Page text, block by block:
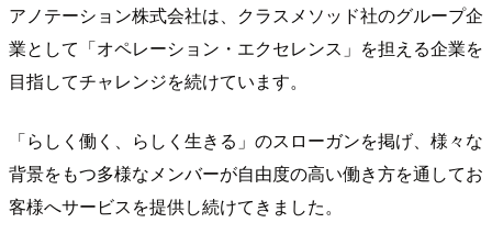
アノテーション株式会社は、クラスメソッド社のグループ企
業として「オペレーション・エクセレンス」を担える企業を
目指してチャレンジを続けています。
「らしく働く、らしく生きる」のスローガンを掲げ、様々な
背景をもつ多様なメンバーが自由度の高い働き方を通してお
客様へサービスを提供し続けてきました。